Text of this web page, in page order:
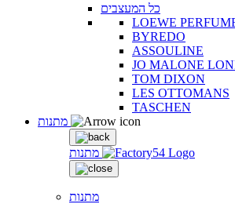
כל המעצבים
LOEWE
BYREDO
ASSOULINE
JO MALONE
TOM DIXON
LES OTTOMANS
TASCHEN
מתנות
מתנות